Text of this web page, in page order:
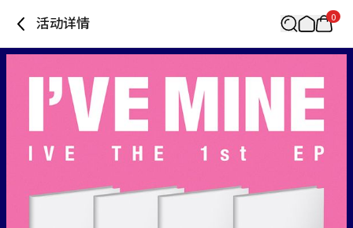
活动详情 0